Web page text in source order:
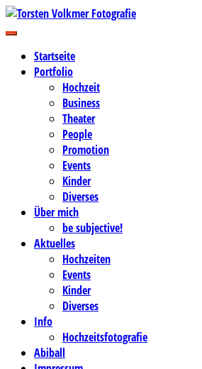
Zum
Inhalt
Torsten Volkmer
Business-, Portrait- und Hochzeitsfotografie
Startseite
Portfolio
Hochzeit
Business
Theater
People
Promotion
Events
Kinder
Diverses
Über mich
be subjective!
Aktuelles
Hochzeiten
Events
Kinder
Diverses
Info
Hochzeitsfotografie
Abiball